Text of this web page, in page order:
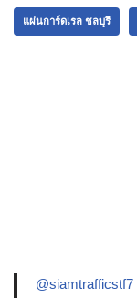
แผ่นการ์ดเรล ชลบุรี
@siamtrafficstf7